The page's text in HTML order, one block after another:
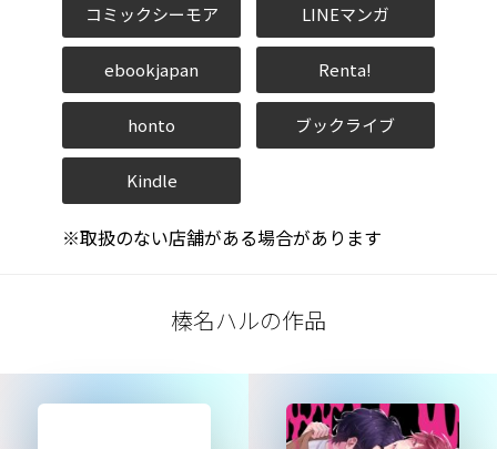
コミックシーモア LINEマンガ
ebookjapan Renta!
honto ブックライブ
Kindle
※取扱のない店舗がある場合があります
榛名ハルの作品